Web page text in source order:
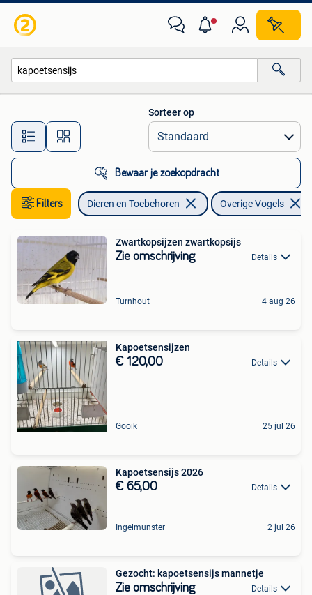
Alle afstanden…
Sorteer op
Bewaar je zoekopdracht
Filters Dieren en Toebehoren Overige Vogels
Zwartkopsijzen zwartkopsijs
Zie omschrijving Details
Turnhout 4 aug 26
Kapoetsensijzen
€ 120,00 Details
Gooik 25 jul 26
Kapoetsensijs 2026
€ 65,00 Details
Ingelmunster 2 jul 26
Gezocht: kapoetsensijs mannetje
Zie omschrijving Details